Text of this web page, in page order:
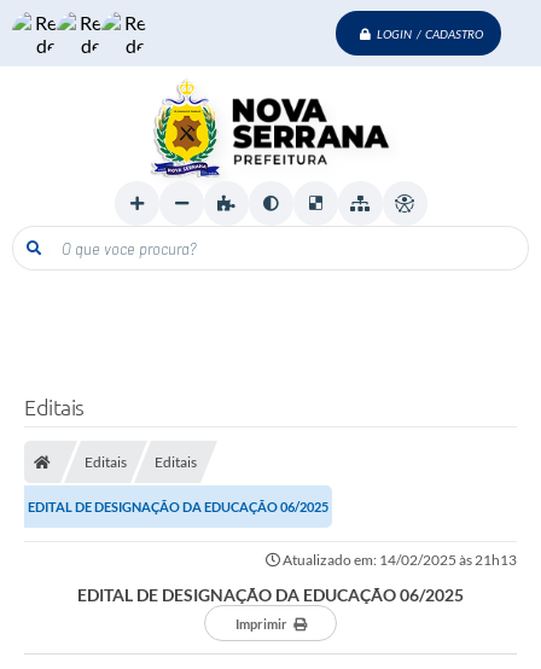
LOGIN / CADASTRO
O que voce procura?
Editais
Editais Editais
EDITAL DE DESIGNAÇÃO DA EDUCAÇÃO 06/2025
Atualizado em: 14/02/2025 às 21h13
EDITAL DE DESIGNAÇÃO DA EDUCAÇÃO 06/2025
Imprimir